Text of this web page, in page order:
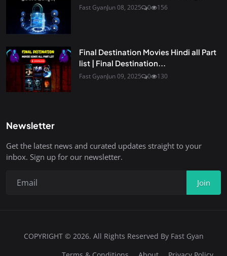
Fast GyanJun 08, 2025 0 156
Final Destination Movies Hindi all Part
list | Final Destination...
Fast GyanJun 09, 2025 0 130
Newsletter
Get the latest news and curated updates straight to your
inbox. Sign up for our newsletter.
Join
COPYRIGHT © 2026. All Rights Reserved By Fast Gyan